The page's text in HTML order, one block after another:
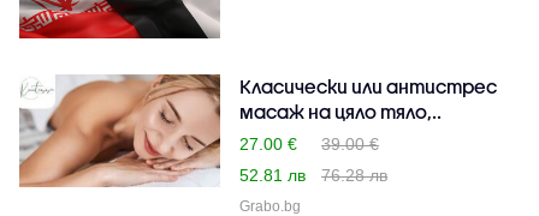
Класически или антистрес
масаж на цяло тяло,..
27.00 €
39.00 €
52.81 лв
76.28 лв
Grabo.bg